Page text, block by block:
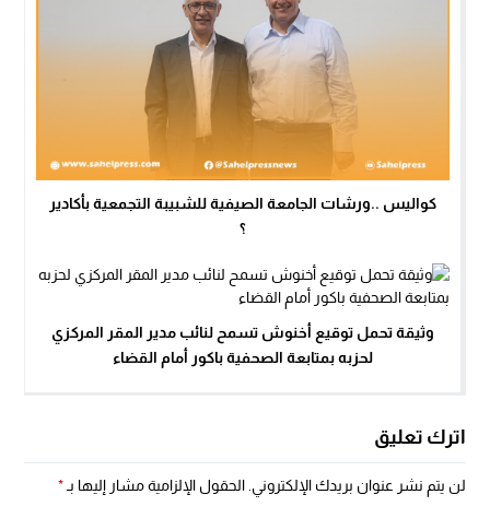
كواليس ..ورشات الجامعة الصيفية للشبيبة التجمعية بأكادير
؟
وثيقة تحمل توقيع أخنوش تسمح لنائب مدير المقر المركزي
لحزبه بمتابعة الصحفية باكور أمام القضاء
اترك تعليق
لن يتم نشر عنوان بريدك الإلكتروني. الحقول الإلزامية مشار إليها بـ*